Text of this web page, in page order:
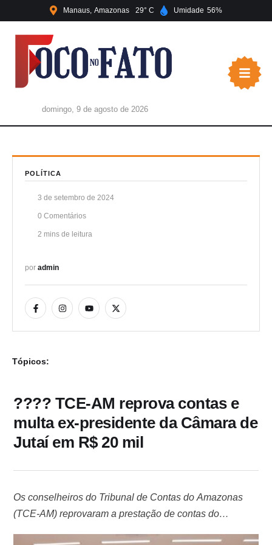
Manaus Amazonas 29 Umidade 56
domingo, 9 de agosto de 2026
POLÍTICA
3 de setembro de 2024
0 Comentários
2 mins de leitura
por admin
Tópicos:
???? TCE-AM reprova contas e
multa ex-presidente da Câmara de
Jutaí em R$ 20 mil
Os conselheiros do Tribunal de Contas do Amazonas
(TCE-AM) reprovaram a prestação de contas do